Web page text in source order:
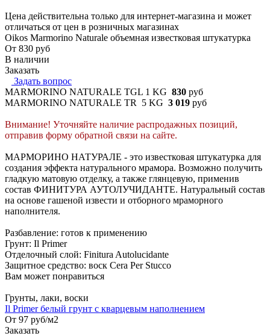
Цена действительна только для интернет-магазина и может
отличаться от цен в розничных магазинах
Oikos Marmorino Naturale объемная известковая штукатурка
От 830 руб
В наличии
Заказать
Задать вопрос
MARMORINO NATURALE TGL 1 KG 830 руб
MARMORINO NATURALE TR 5 KG 3 019 руб
Внимание! Уточняйте наличие распродажных позиций,
отправив форму обратной связи на сайте.
МАРМОРИНО НАТУРАЛЕ - это известковая штукатурка для
создания эффекта натурального мрамора. Возможно получить
гладкую матовую отделку, а также глянцевую, применив
состав ФИНИТУРА АУТОЛУЧИДАНТЕ. Натуральный состав
на основе гашеной извести и отборного мраморного
наполнителя.
Разбавление: готов к применению
Грунт: Il Primer
Отделочный слой: Finitura Autolucidante
Защитное средство: воск Cera Per Stucco
Вам может понравиться
Грунты, лаки, воски
Il Primer белый грунт с кварцевым наполнением
От 97 руб/м2
Заказать